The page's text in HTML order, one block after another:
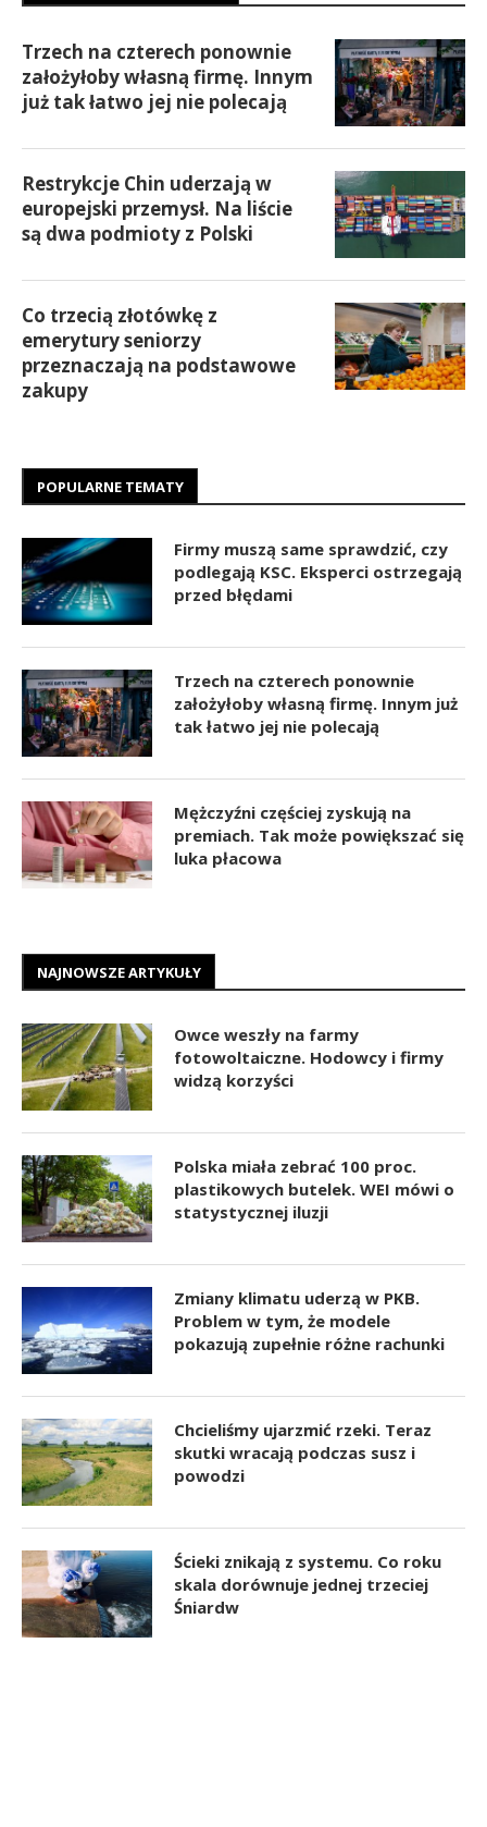
Trzech na czterech ponownie
założyłoby własną firmę. Innym
już tak łatwo jej nie polecają
Restrykcje Chin uderzają w
europejski przemysł. Na liście
są dwa podmioty z Polski
Co trzecią złotówkę z
emerytury seniorzy
przeznaczają na podstawowe
zakupy
POPULARNE TEMATY
Firmy muszą same sprawdzić, czy
podlegają KSC. Eksperci ostrzegają
przed błędami
Trzech na czterech ponownie
założyłoby własną firmę. Innym już
tak łatwo jej nie polecają
Mężczyźni częściej zyskują na
premiach. Tak może powiększać się
luka płacowa
NAJNOWSZE ARTYKUŁY
Owce weszły na farmy
fotowoltaiczne. Hodowcy i firmy
widzą korzyści
Polska miała zebrać 100 proc.
plastikowych butelek. WEI mówi o
statystycznej iluzji
Zmiany klimatu uderzą w PKB.
Problem w tym, że modele
pokazują zupełnie różne rachunki
Chcieliśmy ujarzmić rzeki. Teraz
skutki wracają podczas susz i
powodzi
Ścieki znikają z systemu. Co roku
skala dorównuje jednej trzeciej
Śniardw